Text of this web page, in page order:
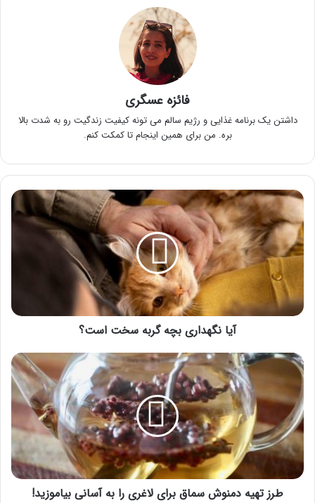
فائزه عسگری
داشتن یک برنامه غذایی و رژیم سالم می تونه کیفیت زندگیت رو به شدت بالا
بره. من برای همین اینجام تا کمکت کنم.
آیا
نگهداری
بچه
گربه
سخت
است؟
آیا نگهداری بچه گربه سخت است؟
طرز
تهیه
دمنوش
سماق
برای
لاغری
را
به
آسانی
بیاموزید!طرز تهیه دمنوش سماق برای لاغری را به آسانی بیاموزید!